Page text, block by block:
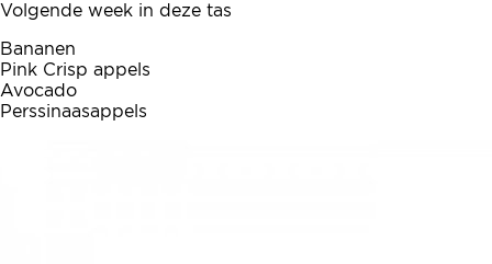
Volgende week in deze tas
Bananen
Pink Crisp appels
Avocado
Perssinaasappels